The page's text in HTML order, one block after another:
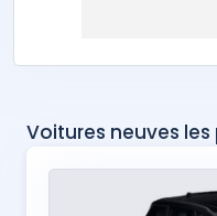
Voitures neuves